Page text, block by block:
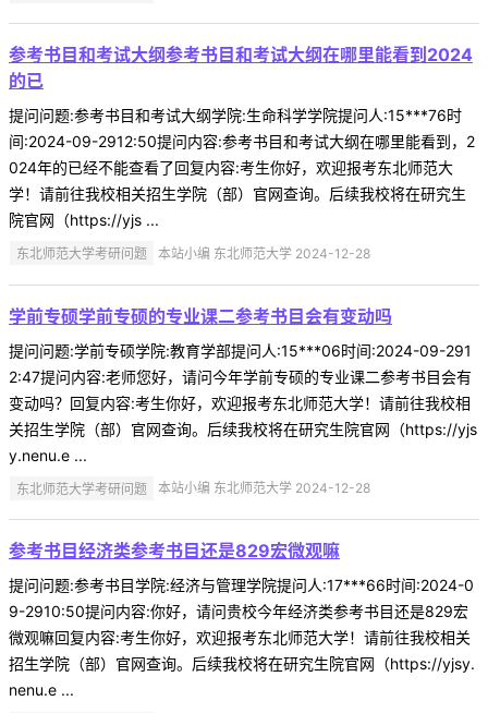
参考书目和考试大纲参考书目和考试大纲在哪里能看到2024
的已
提问问题:参考书目和考试大纲学院:生命科学学院提问人:15***76时
间:2024-09-2912:50提问内容:参考书目和考试大纲在哪里能看到，2
024年的已经不能查看了回复内容:考生你好，欢迎报考东北师范大
学！请前往我校相关招生学院（部）官网查询。后续我校将在研究生
院官网（https://yjs ...
东北师范大学考研问题 本站小编 东北师范大学 2024-12-28
学前专硕学前专硕的专业课二参考书目会有变动吗
提问问题:学前专硕学院:教育学部提问人:15***06时间:2024-09-291
2:47提问内容:老师您好，请问今年学前专硕的专业课二参考书目会有
变动吗？回复内容:考生你好，欢迎报考东北师范大学！请前往我校相
关招生学院（部）官网查询。后续我校将在研究生院官网（https://yjs
y.nenu.e ...
东北师范大学考研问题 本站小编 东北师范大学 2024-12-28
参考书目经济类参考书目还是829宏微观嘛
提问问题:参考书目学院:经济与管理学院提问人:17***66时间:2024-0
9-2910:50提问内容:你好，请问贵校今年经济类参考书目还是829宏
微观嘛回复内容:考生你好，欢迎报考东北师范大学！请前往我校相关
招生学院（部）官网查询。后续我校将在研究生院官网（https://yjsy.
nenu.e ...